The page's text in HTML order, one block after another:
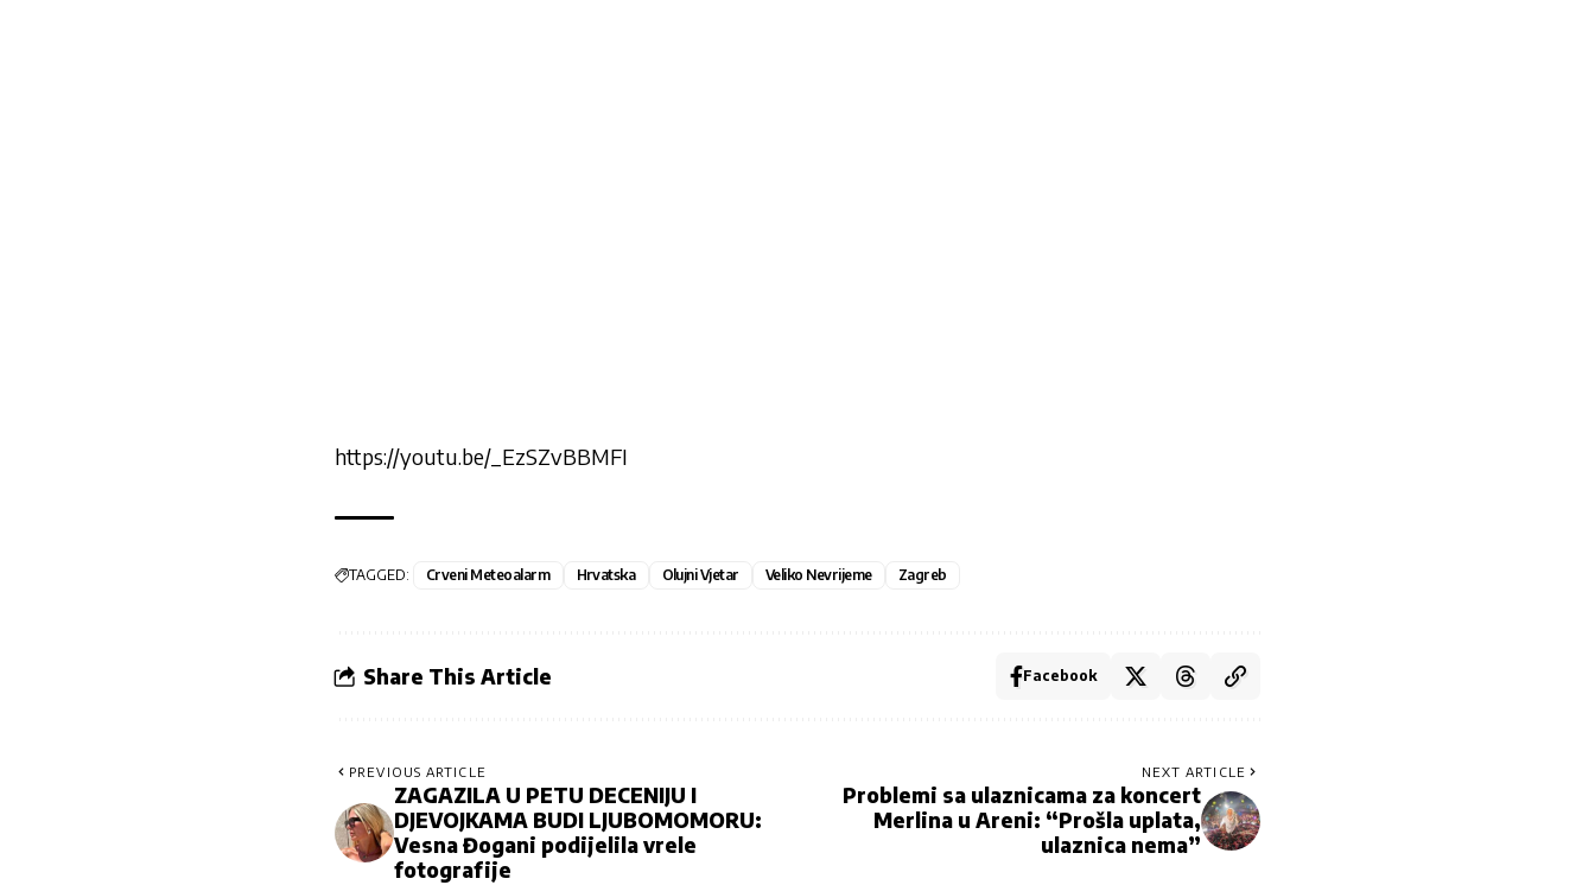
https://youtu.be/_EzSZvBBMFI
TAGGED: Crveni Meteoalarm Hrvatska Olujni Vjetar Veliko Nevrijeme Zagreb
Share This Article Facebook
PREVIOUS ARTICLE
ZAGAZILA U PETU DECENIJU I
DJEVOJKAMA BUDI LJUBOMOMORU:
Vesna Đogani podijelila vrele
fotografije
NEXT ARTICLE
Problemi sa ulaznicama za koncert
Merlina u Areni: “Prošla uplata,
ulaznica nema”